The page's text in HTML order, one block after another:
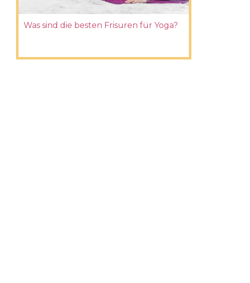
Was sind die besten Frisuren für Yoga?